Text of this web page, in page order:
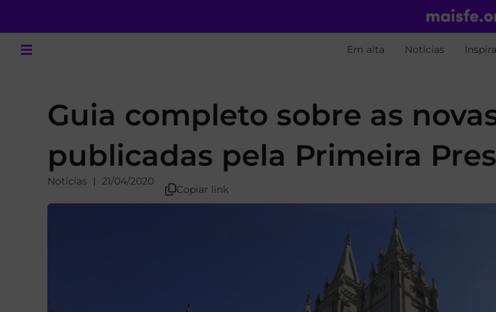
Em alta Notícias
Guia completo sobre as
publicadas pela Primeira
Notícias 21/04/2020
Copiar link